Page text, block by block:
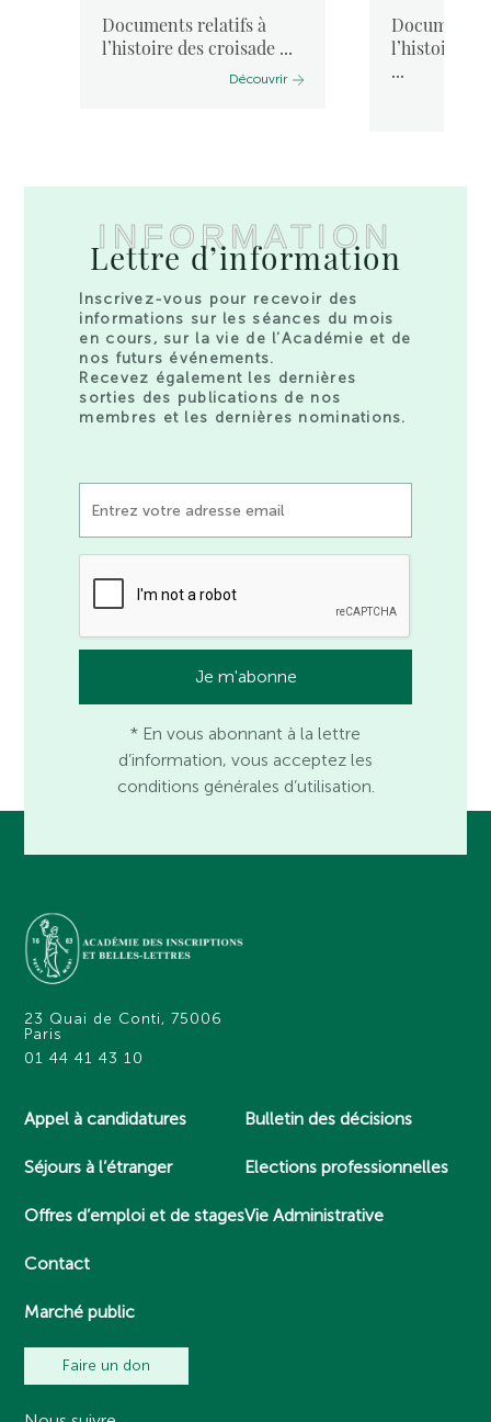
Documents relatifs à
l’histoire des croisade ...
Découvrir
Documents
l’histoire
...
INFORMATION
Lettre d’information
Inscrivez-vous pour recevoir des
informations sur les séances du mois
en cours, sur la vie de l’Académie et de
nos futurs événements.
Recevez également les dernières
sorties des publications de nos
membres et les dernières nominations.
* En vous abonnant à la lettre
d’information, vous acceptez les
conditions générales d’utilisation.
23 Quai de Conti, 75006
Paris
01 44 41 43 10
Appel à candidatures
Séjours à l’étranger
Offres d’emploi et de stages
Contact
Marché public
Bulletin des décisions
Elections professionnelles
Vie Administrative
Faire un don